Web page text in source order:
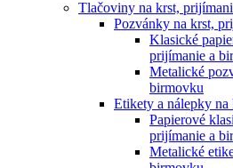
Tlačoviny na krst,
Pozvánky na krst,
Klasické
prijímanie a
Metalické
birmovku
Etikety a nálepky
Papierové
prijímanie a
Metalické